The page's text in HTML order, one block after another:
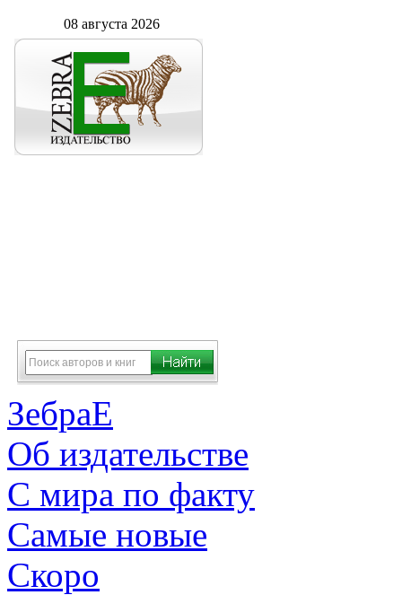
08 августа 2026
ЗебраЕ
Об издательстве
С мира по факту
Самые новые
Скоро